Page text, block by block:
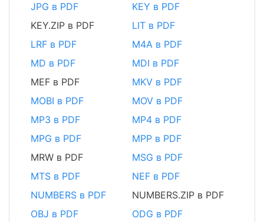
JPG в PDF
KEY в PDF
KEY.ZIP в PDF
LIT в PDF
LRF в PDF
M4A в PDF
MD в PDF
MDI в PDF
MEF в PDF
MKV в PDF
MOBI в PDF
MOV в PDF
MP3 в PDF
MP4 в PDF
MPG в PDF
MPP в PDF
MRW в PDF
MSG в PDF
MTS в PDF
NEF в PDF
NUMBERS в PDF
NUMBERS.ZIP в PDF
OBJ в PDF
ODG в PDF